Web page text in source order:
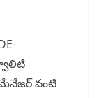
మేనేజర్ వంటి